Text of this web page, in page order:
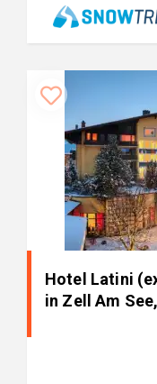
Hotel Latini
in Zell Am